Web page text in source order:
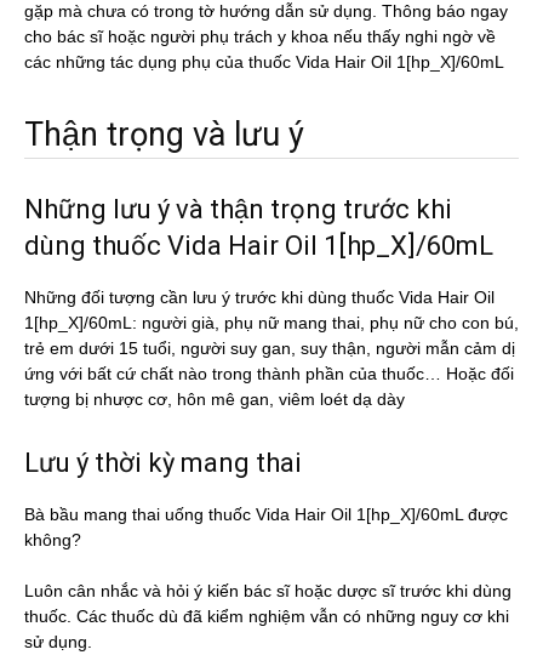
gặp mà chưa có trong tờ hướng dẫn sử dụng. Thông báo ngay
cho bác sĩ hoặc người phụ trách y khoa nếu thấy nghi ngờ về
các những tác dụng phụ của thuốc Vida Hair Oil 1[hp_X]/60mL
Thận trọng và lưu ý
Những lưu ý và thận trọng trước khi
dùng thuốc Vida Hair Oil 1[hp_X]/60mL
Những đối tượng cần lưu ý trước khi dùng thuốc Vida Hair Oil
1[hp_X]/60mL: người già, phụ nữ mang thai, phụ nữ cho con bú,
trẻ em dưới 15 tuổi, người suy gan, suy thận, người mẫn cảm dị
ứng với bất cứ chất nào trong thành phần của thuốc… Hoặc đối
tượng bị nhược cơ, hôn mê gan, viêm loét dạ dày
Lưu ý thời kỳ mang thai
Bà bầu mang thai uống thuốc Vida Hair Oil 1[hp_X]/60mL được
không?
Luôn cân nhắc và hỏi ý kiến bác sĩ hoặc dược sĩ trước khi dùng
thuốc. Các thuốc dù đã kiểm nghiệm vẫn có những nguy cơ khi
sử dụng.